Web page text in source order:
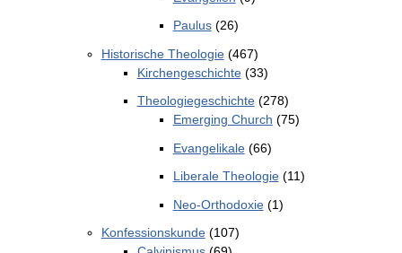
Paulus(26)
Historische Theologie(467)
Kirchengeschichte(33)
Theologiegeschichte(278)
Emerging Church (75)
Evangelikale(66)
Liberale Theologie(11)
Neo-Orthodoxie(1)
Konfessionskunde(107)